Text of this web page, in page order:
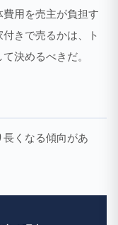
用を売主が負担す
きで売るかは、ト
決めるべきだ。
くなる傾向があ